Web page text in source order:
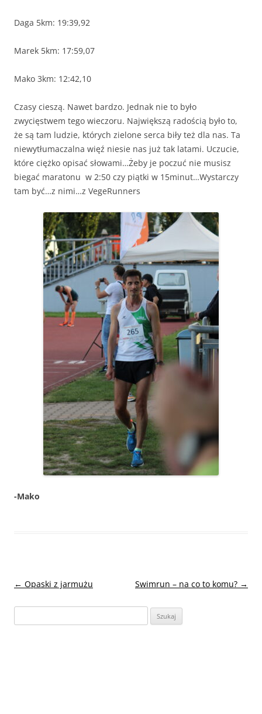
Daga 5km: 19:39,92
Marek 5km: 17:59,07
Mako 3km: 12:42,10
Czasy cieszą. Nawet bardzo. Jednak nie to było
zwycięstwem tego wieczoru. Największą radością było to,
że są tam ludzie, których zielone serca biły też dla nas. Ta
niewytłumaczalna więź niesie nas już tak latami. Uczucie,
które ciężko opisać słowami…Żeby je poczuć nie musisz
biegać maratonu w 2:50 czy piątki w 15minut…Wystarczy
tam być…z nimi…z VegeRunners
-Mako
Nawigacja
← Opaski z jarmużu Swimrun – na co to komu? →